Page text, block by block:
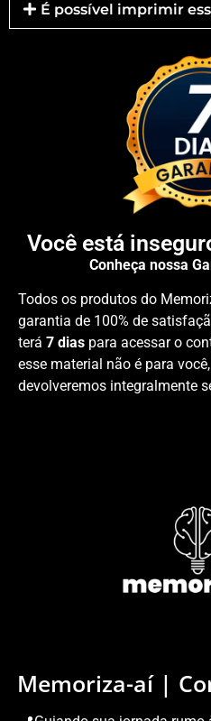
É possível imprimir
Você está
Conheça nossa
Todos os produtos do
garantia de 100% de
terá 7 dias para acessar o
esse material não é para
devolveremos integralmente
Memoriza-aí |